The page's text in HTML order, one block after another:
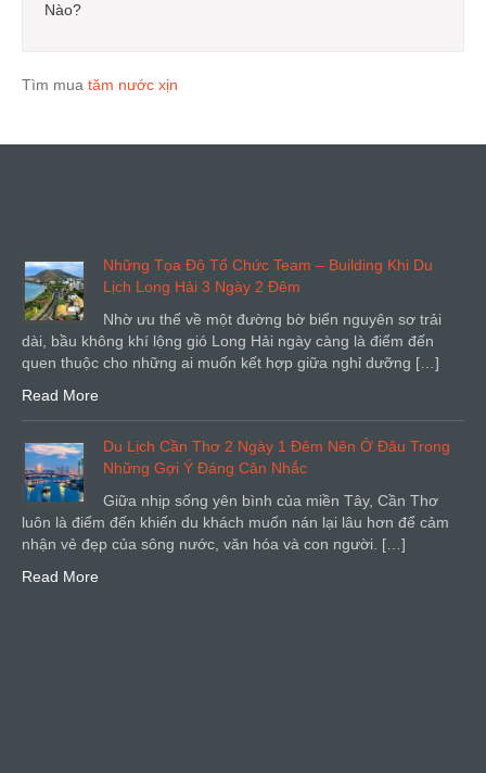
Nào?
Tìm mua tăm nước xịn
Những Tọa Độ Tổ Chức Team – Building Khi Du
Lịch Long Hải 3 Ngày 2 Đêm
Nhờ ưu thế về một đường bờ biển nguyên sơ trải
dài, bầu không khí lộng gió Long Hải ngày càng là điểm đến
quen thuộc cho những ai muốn kết hợp giữa nghỉ dưỡng […]
Read More
Du Lịch Cần Thơ 2 Ngày 1 Đêm Nên Ở Đâu Trong
Những Gợi Ý Đáng Cân Nhắc
Giữa nhịp sống yên bình của miền Tây, Cần Thơ
luôn là điểm đến khiến du khách muốn nán lại lâu hơn để cảm
nhận vẻ đẹp của sông nước, văn hóa và con người. […]
Read More